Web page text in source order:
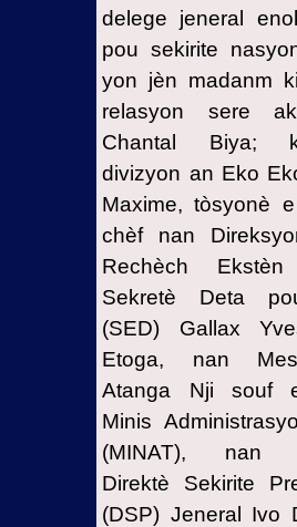
delege jeneral
pou sekirite
yon jèn madanm
relasyon sere
Chantal Biya;
divizyon an Eko
Maxime, tòsyonè
chèf nan
Rechèch Ekstèn
Sekretè Deta
(SED) Gallax
Etoga, nan
Atanga Nji souf
Minis
(MINAT), nan
Direktè Sekirite
(DSP) Jeneral Ivo